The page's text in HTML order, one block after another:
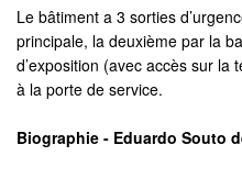
Le bâtiment a 3 sorties
principale, la deuxième par la
d’exposition (avec accès sur
à la porte de service.
Biographie - Eduardo Souto